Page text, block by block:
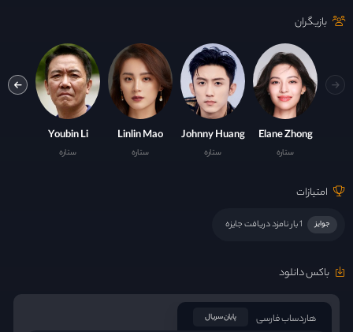
بازیگران
Elane Zhong
ستاره
Johnny Huang
ستاره
Linlin Mao
ستاره
Youbin Li
ستاره
امتیازات
جوایز 1 بار نامزد دریافت جایزه
باکس دانلود
هاردساب فارسی پایان سریال